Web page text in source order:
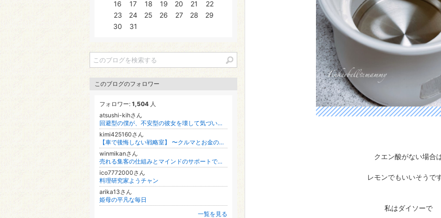
クエン酸がない場合
レモンでもいいそうで
私はダイソーで
16 17 18 19 20 21
22
23
24 25 26 27 28
29
30
31
このブログのフォロワー
フォロワー: 1,504 人
atsushi-kihさん
回避型の僕が、不安型の彼女を壊して気づいたこと。恋愛依存から抜け出した彼女との記録
kimi425160さん
【車で後悔しない戦略室】 〜クルマとお金の、冷静で優しい選び方〜
winmikanさん
売れる集客の仕組みとマインドのサポートで高額商品がするする売れる女性起業家になれるほほ笑み集客コンサルタント＆ホームページ制作
ico7772000さん
料理研究家ようチャン
arika13さん
姫母の平凡な毎日
一覧を見る